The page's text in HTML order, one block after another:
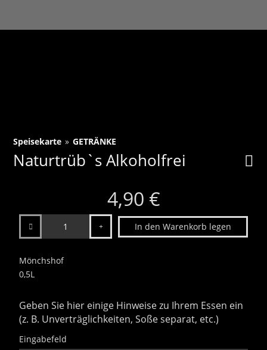
Speisekarte » GETRÄNKE
Naturtrüb`s Alkoholfrei
4,90 €
In den Warenkorb legen
Mönchshof
0,5L
Geben Sie hier einige Hinweise zu Ihrem Essen ein
(z. B. Unverträglichkeiten, Soße separat, etc.)
Eingabefeld